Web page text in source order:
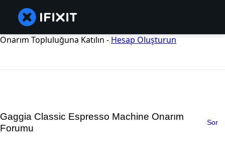
Onarım Topluluğuna Katılın - Hesap Oluşturun
Gaggia Classic Espresso Machine Onarım
Forumu
Sor